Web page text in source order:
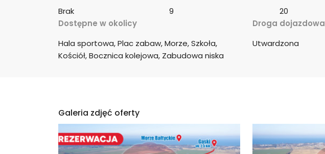
Brak
9
20
Dostępne w okolicy
Hala sportowa, Plac zabaw, Morze, Szkoła,
Kościół, Bocznica kolejowa, Zabudowa niska
Droga dojazdowa
Utwardzona
Galeria zdjęć oferty